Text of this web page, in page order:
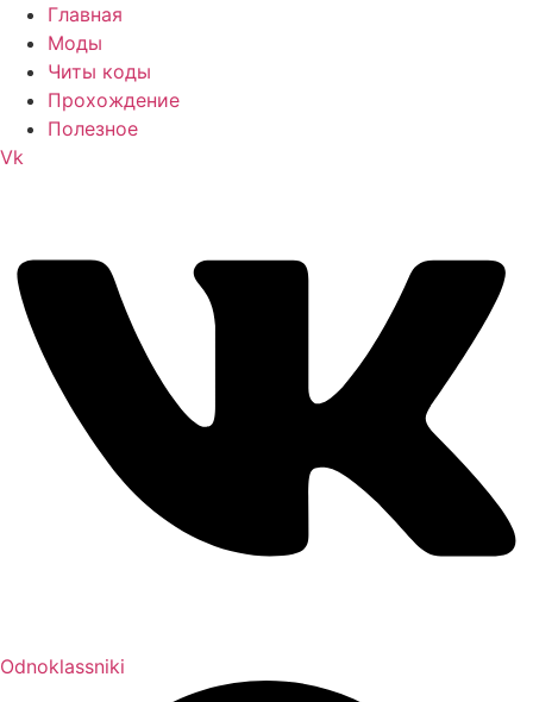
Главная
Моды
Читы коды
Прохождение
Полезное
Vk
Odnoklassniki